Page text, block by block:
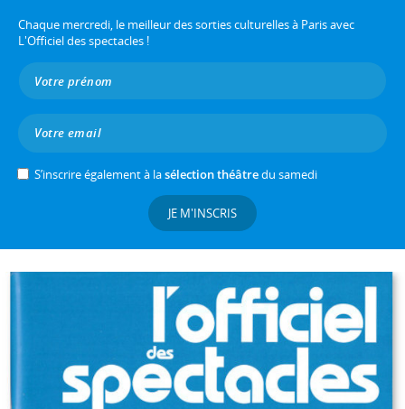
Chaque mercredi, le meilleur des sorties culturelles à Paris avec
L'Officiel des spectacles !
S’inscrire également à lasélection théâtredu samedi
JE M'INSCRIS